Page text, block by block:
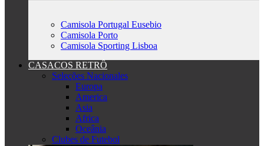
Camisola Portugal Eusebio
Camisola Porto
Camisola Sporting Lisboa
CASACOS RETRÔ
Seleções Nacionales
Europa
America
Asia
Africa
Oceânia
Clubes de Futebol